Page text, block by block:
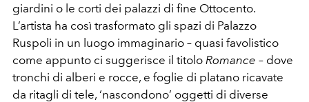
giardini o le corti dei palazzi di fine Ottocento.
L’artista ha così trasformato gli spazi di Palazzo
Ruspoli in un luogo immaginario – quasi favolistico
come appunto ci suggerisce il titolo Romance – dove
tronchi di alberi e rocce, e foglie di platano ricavate
da ritagli di tele, ‘nascondono’ oggetti di diverse